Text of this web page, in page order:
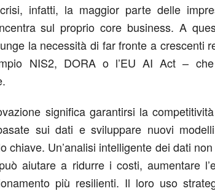
infatti, la maggior parte delle
sul proprio core business. A
la necessità di far fronte a crescenti
NIS2, DORA o l’EU AI Act –
significa garantirsi la
sui dati e sviluppare nuovi
chiave. Un’analisi intelligente dei dati
aiutare a ridurre i costi, aumentare
più resilienti. Il loro uso